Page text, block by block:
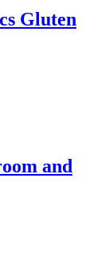
Gluten
and